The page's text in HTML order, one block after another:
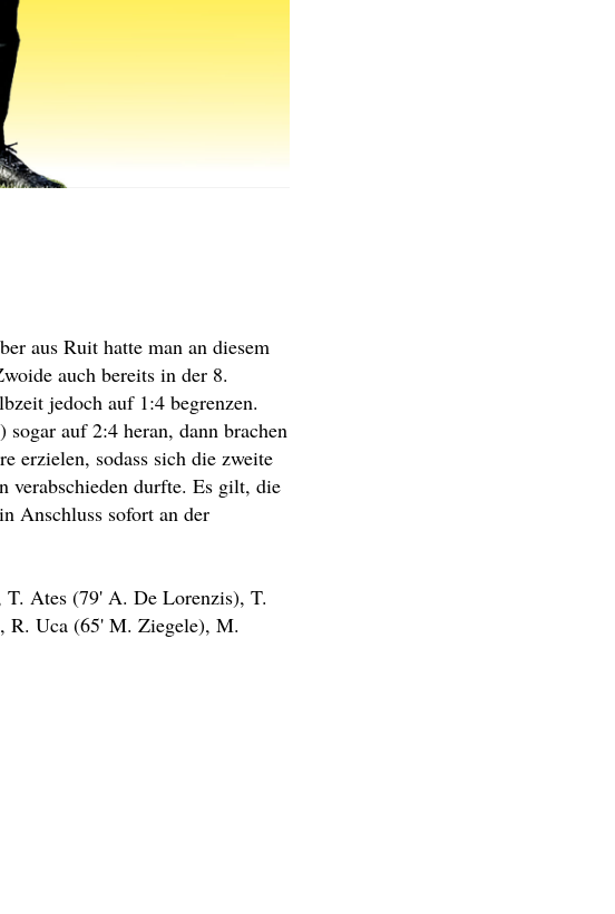
aus Ruit hatte man an diesem
auch bereits in der 8.
jedoch auf 1:4 begrenzen.
auf 2:4 heran, dann brachen
erzielen, sodass sich die zweite
verabschieden durfte. Es gilt, die
Anschluss sofort an der
Ates (79' A. De Lorenzis), T.
R. Uca (65' M. Ziegele), M.